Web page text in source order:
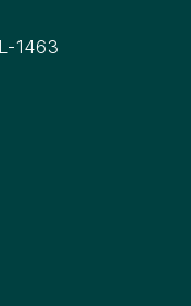
1463